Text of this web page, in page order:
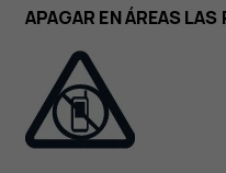
APAGAR EN ÁREAS